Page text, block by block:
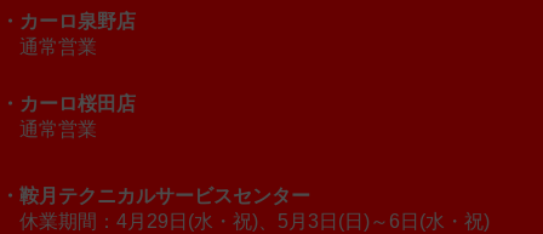
・カーロ泉野店
通常営業
・カーロ桜田店
通常営業
・鞍月テクニカルサービスセンター
休業期間：4月29日(水・祝)、5月3日(日)～6日(水・祝)